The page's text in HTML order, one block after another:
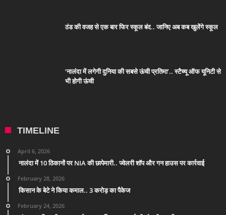
ठंड की वजह से एक बार फिर स्कूल बंद.. जानिए अब कब खुलेंगे स्कूल
‘नालंदा में लगेगी दुनिया की सबसे ऊंची प्रतिमा’.. स्टैच्यू ऑफ यूनिटी से
भी होगी ऊंची
TIMELINE
April 6, 2026
नालंदा में 10 ठिकानों पर NIA की छापेमारी.. ज्वेलरी शॉप और गन हाउस पर कार्रवाई
February 28, 2026
किसान के बेटे ने किया कमाल.. 3 करोड़ का पैकेज
February 24, 2026